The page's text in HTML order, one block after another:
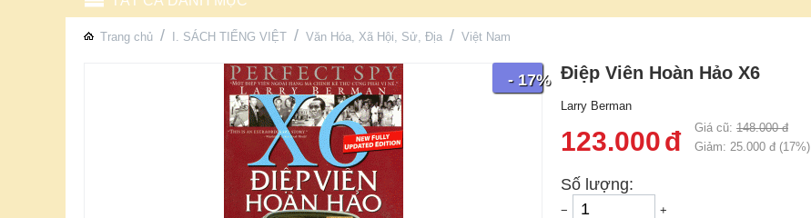
Trang chủ / I. SÁCH TIẾNG VIỆT / Văn Hóa, Xã Hội, Sử, Địa / Việt Nam
- 17% Điệp Viên Hoàn Hảo X6
Larry Berman
123.000đ Giá cũ: 148.000 đ
Giảm: 25.000 đ (17%)
Số lượng:
− +